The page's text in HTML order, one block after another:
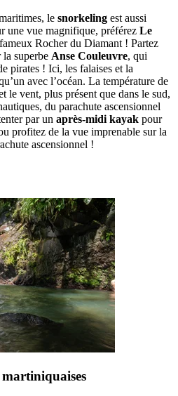
le snorkeling est aussi
une vue magnifique, préférez Le
Rocher du Diamant ! Partez
superbe Anse Couleuvre, qui
pirates ! Ici, les falaises et la
avec l’océan. La température de
le vent, plus présent que dans le sud,
du parachute ascensionnel
par un après-midi kayak pour
profitez de la vue imprenable sur la
ascensionnel !
martiniquaises